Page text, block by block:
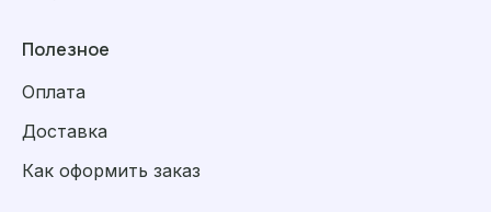
Полезное
Оплата
Доставка
Как оформить заказ